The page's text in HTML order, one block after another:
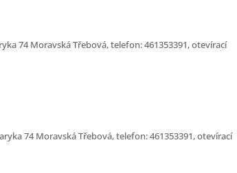
74 Moravská Třebová, telefon: 461353391, otevírací
74 Moravská Třebová, telefon: 461353391, otevírací